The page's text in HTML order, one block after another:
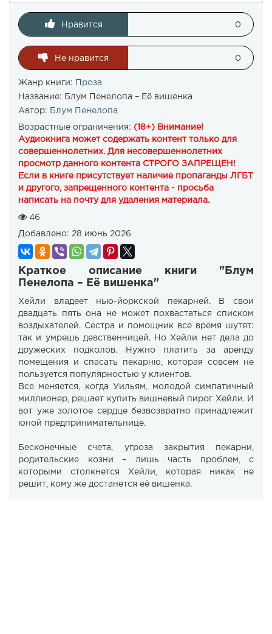
Нравится 0
Не нравится 0
Жанр книги:
Проза
Название: Блум Пенелопа – Её вишенка
Автор: Блум Пенелопа
Возрастные ограничения: (18+) Внимание!
Аудиокнига может содержать контент только для
совершеннолетних. Для несовершеннолетних
просмотр данного контента СТРОГО ЗАПРЕЩЕН!
Если в книге присутствует наличие пропаганды ЛГБТ
и другого, запрещенного контента - просьба
написать на почту для удаления материала.
46
Добавлено: 28 июнь 2026
Краткое описание книги "Блум
Пенелопа – Её вишенка"
Хейли владеет нью-йоркской пекарней. В свои
двадцать пять она не может похвастаться списком
воздыхателей. Сестра и помощник все время шутят:
так и умрешь девственницей. Но Хейли нет дела до
дружеских подколов. Нужно платить за аренду
помещения и спасать пекарню, которая совсем не
пользуется популярностью у клиентов.
Все меняется, когда Уильям, молодой симпатичный
миллионер, решает купить вишневый пирог Хейли. И
вот уже золотое сердце безвозвратно принадлежит
юной предпринимательнице.
Бесконечные счета, угроза закрытия пекарни,
родительские козни – лишь часть проблем, с
которыми столкнется Хейли, которая никак не
решит, кому же достанется её вишенка.